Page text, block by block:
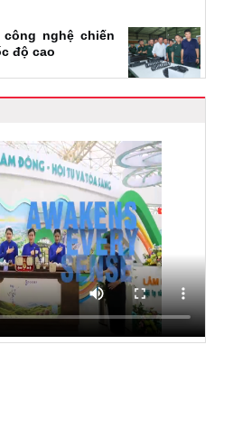
nghệ chiến
độ cao